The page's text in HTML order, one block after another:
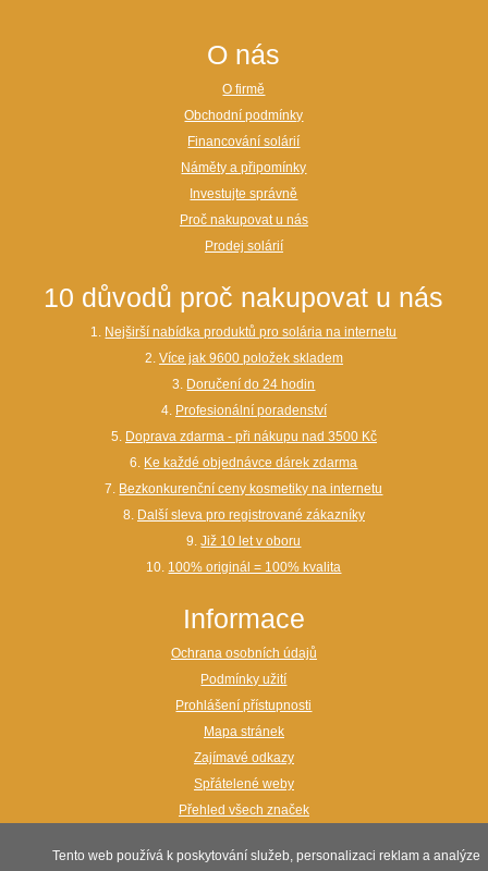
O nás
O firmě
Obchodní podmínky
Financování solárií
Náměty a připomínky
Investujte správně
Proč nakupovat u nás
Prodej solárií
10 důvodů proč nakupovat u nás
1. Nejširší nabídka produktů pro solária na internetu
2. Více jak 9600 položek skladem
3. Doručení do 24 hodin
4. Profesionální poradenství
5. Doprava zdarma - při nákupu nad 3500 Kč
6. Ke každé objednávce dárek zdarma
7. Bezkonkurenční ceny kosmetiky na internetu
8. Další sleva pro registrované zákazníky
9.Již 10 let v oboru
10. 100% originál = 100% kvalita
Informace
Ochrana osobních údajů
Podmínky užití
Prohlášení přístupnosti
Mapa stránek
Zajímavé odkazy
Spřátelené weby
Přehled všech značek
Tento web používá k poskytování služeb, personalizaci reklam a analýze